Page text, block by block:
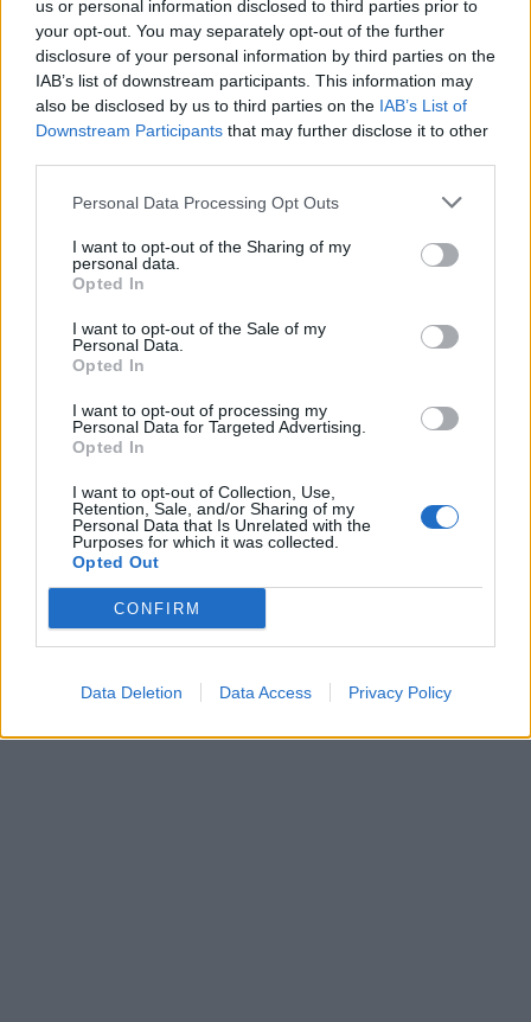
us or personal information disclosed to third parties prior to
your opt-out. You may separately opt-out of the further
disclosure of your personal information by third parties on the
IAB’s list of downstream participants. This information may
also be disclosed by us to third parties on the IAB’s List of
Downstream Participants that may further disclose it to other
Personal Data Processing Opt Outs
I want to opt-out of the Sharing of my
personal data.
Opted In
I want to opt-out of the Sale of my
Personal Data.
Opted In
I want to opt-out of processing my
Personal Data for Targeted Advertising.
Opted In
I want to opt-out of Collection, Use,
Retention, Sale, and/or Sharing of my
Personal Data that Is Unrelated with the
Purposes for which it was collected.
Opted Out
CONFIRM
Data Deletion Data Access Privacy Policy
ΥΓΕΙΑ 08 Αυγούστου 2026 15:01
Το φαρμακείο των διακοπών: Τι να πάρετε μαζί σας
για πονοκέφαλο, αλλεργίες, δυσπεψία και τραύματα
08 Αυγούστου 2026
Tanmaxxing: Δερματολόγος προειδοποιεί για το νέο
trend που στέλνει τη Gen Z στον ήλιο χωρίς
αντηλιακό